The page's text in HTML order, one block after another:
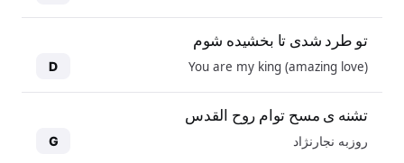
تو طرد شدی تا بخشیده شوم
You are my king (amazing love)
D
تشنه ی مسح توام روح القدس
روزبه نجارنژاد G